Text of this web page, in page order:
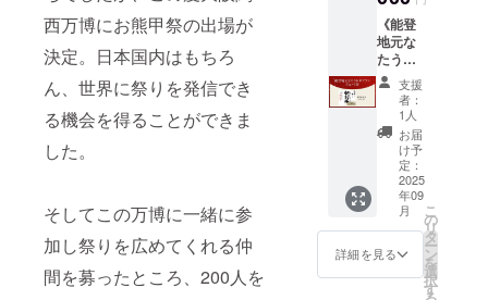
西万博にお熊甲祭の出場が
決定。日本国内はもちろ
ん、世界に祭りを発信でき
る機会を得ることができま
した。
そしてこの万博に一緒に参
加し祭りを広めてくれる仲
間を募ったところ、200人を
ていま
す。 ※
デザイ
ンは変
更とな
ること
がござ
いま
す。
人1名ま
で。高
校生ま
では追
加料金
なしで
同行可
能。未
就学児
につい
ては要
相談。
※支援者
通費や
滞在費
原材料
及び添
加物等
の食品
表示は
お届け
商品の
ラベル
に表記
されま
す。商
品開封
前には
届けの
リター
和７年
産石川
県産コ
シヒカ
リをお
送りい
たしま
す。詳
細は商
品に貼
られる
ラベル
をご確
認くだ
さい。
精米日
より２
カ月程
度 【保
存方
法】直
射日光
を避
け、涼
しい場
所で保
存下さ
い。 ※
実行委
員会委
《能登
地元な
たうち
米プラ
ン
（3kg*5
袋）》
【お米
の種
類】コ
シヒカ
リ 【原
産地】
石川県
【内容
量】3㎏
支援
者：
1人
お届
け予
定：
2025
年09
月
詳細を見る
こ
の
リ
タ
ー
ン
を
選
択
す